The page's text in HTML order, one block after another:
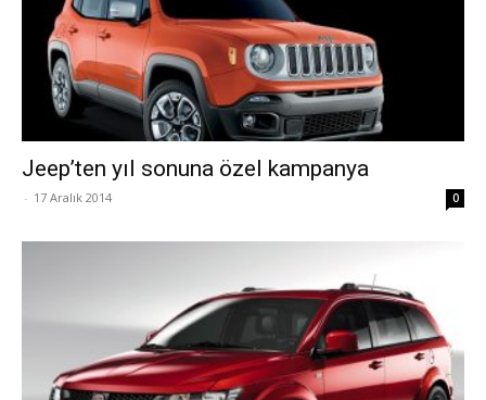
Jeep’ten yıl sonuna özel kampanya
- 17 Aralık 2014 0